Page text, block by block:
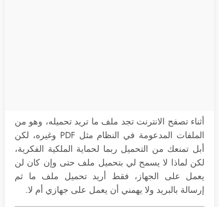
أثناء تصفح الانترنت تجد ملف ما تريد تحميله، وهو من
الملفات المدعومة في النظام مثل PDF وغيره، لكن
أبل تمنعك من التحميل ربما لحماية الملكية الفكرية،
لكن لماذا لا يسمح لي بتحميل ملف حتى وإن كان لن
يعمل على الجهاز، فقط أريد تحميل ملف ما ثم
إرسالة بالبريد ولا يهمني أن يعمل على جهازي أم لا.